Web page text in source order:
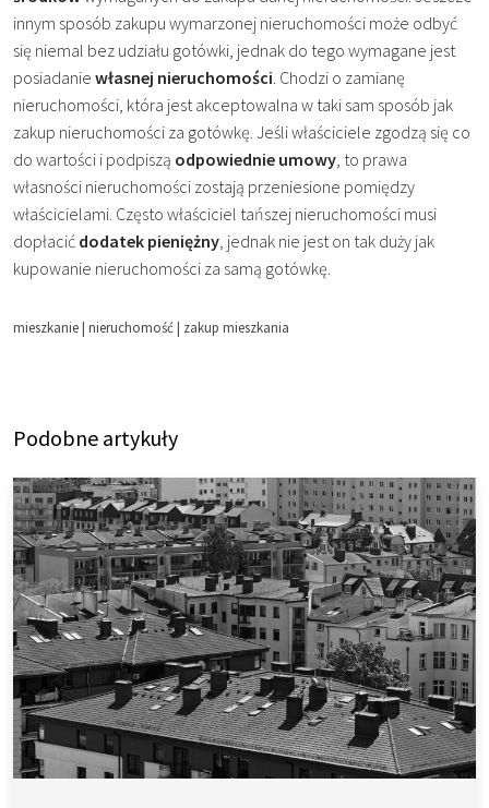
innym sposób zakupu wymarzonej nieruchomości może odbyć
się niemal bez udziału gotówki, jednak do tego wymagane jest
posiadanie własnej nieruchomości. Chodzi o zamianę
nieruchomości, która jest akceptowalna w taki sam sposób jak
zakup nieruchomości za gotówkę. Jeśli właściciele zgodzą się co
do wartości i podpiszą odpowiednie umowy, to prawa
własności nieruchomości zostają przeniesione pomiędzy
właścicielami. Często właściciel tańszej nieruchomości musi
dopłacić dodatek pieniężny, jednak nie jest on tak duży jak
kupowanie nieruchomości za samą gotówkę.
mieszkanie| nieruchomość| zakup mieszkania
Podobne artykuły